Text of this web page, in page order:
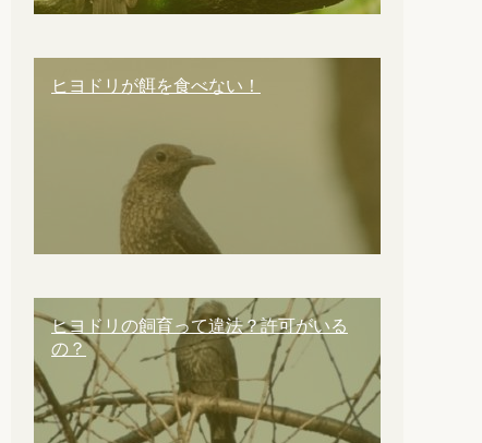
ヒヨドリが餌を食べない！
ヒヨドリの飼育って違法？許可がいる
の？